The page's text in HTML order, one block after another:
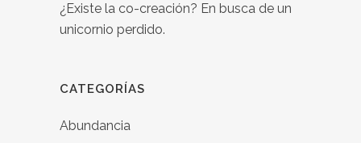
¿Existe la co-creación? En busca de un
unicornio perdido.
CATEGORÍAS
Abundancia